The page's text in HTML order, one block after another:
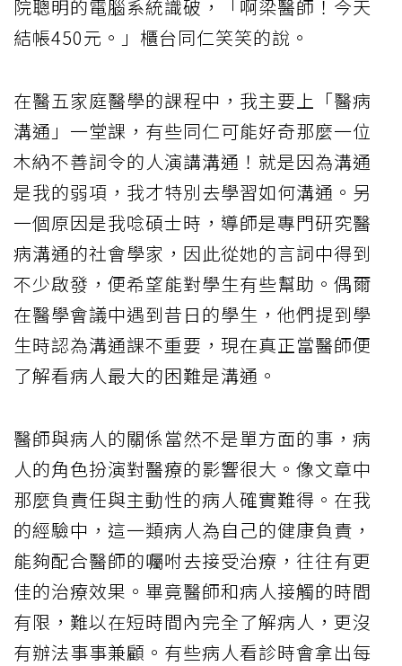
院聰明的電腦系統識破，「啊梁醫師！今天
結帳450元。」櫃台同仁笑笑的說。
在醫五家庭醫學的課程中，我主要上「醫病
溝通」一堂課，有些同仁可能好奇那麼一位
木納不善詞令的人演講溝通！就是因為溝通
是我的弱項，我才特別去學習如何溝通。另
一個原因是我唸碩士時，導師是專門研究醫
病溝通的社會學家，因此從她的言詞中得到
不少啟發，便希望能對學生有些幫助。偶爾
在醫學會議中遇到昔日的學生，他們提到學
生時認為溝通課不重要，現在真正當醫師便
了解看病人最大的困難是溝通。
醫師與病人的關係當然不是單方面的事，病
人的角色扮演對醫療的影響很大。像文章中
那麼負責任與主動性的病人確實難得。在我
的經驗中，這一類病人為自己的健康負責，
能夠配合醫師的囑咐去接受治療，往往有更
佳的治療效果。畢竟醫師和病人接觸的時間
有限，難以在短時間內完全了解病人，更沒
有辦法事事兼顧。有些病人看診時會拿出每